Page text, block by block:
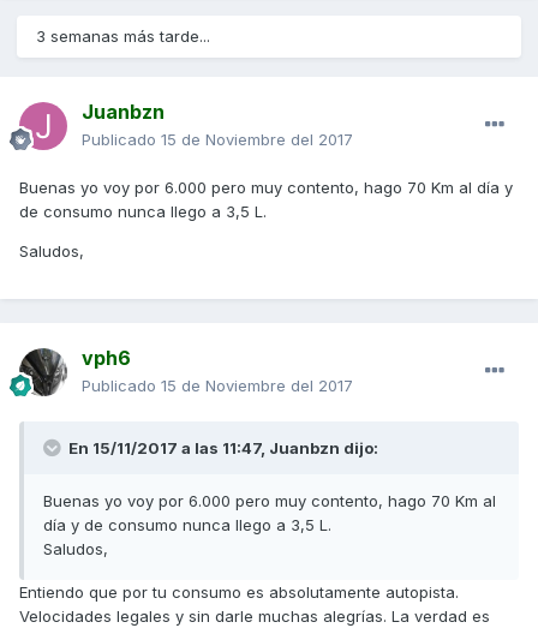
3 semanas más tarde...
Juanbzn
Publicado 15 de Noviembre del 2017
Buenas yo voy por 6.000 pero muy contento, hago 70 Km al día y
de consumo nunca llego a 3,5 L.
Saludos,
vph6
Publicado 15 de Noviembre del 2017
En 15/11/2017 a las 11:47, Juanbzn dijo:
Buenas yo voy por 6.000 pero muy contento, hago 70 Km al
día y de consumo nunca llego a 3,5 L.
Saludos,
Entiendo que por tu consumo es absolutamente autopista.
Velocidades legales y sin darle muchas alegrías. La verdad es